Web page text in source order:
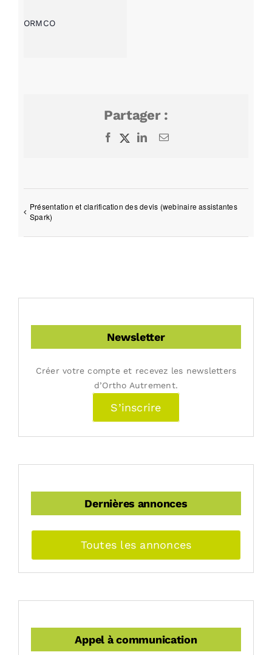
ORMCO
Partager :
Facebook
X LinkedInEmail
Présentation et clarification des devis (webinaire assistantes
Spark)
Newsletter
Créer votre compte et recevez les newsletters
d’Ortho Autrement.
S’inscrire
Dernières annonces
Toutes les annonces
Appel à communication